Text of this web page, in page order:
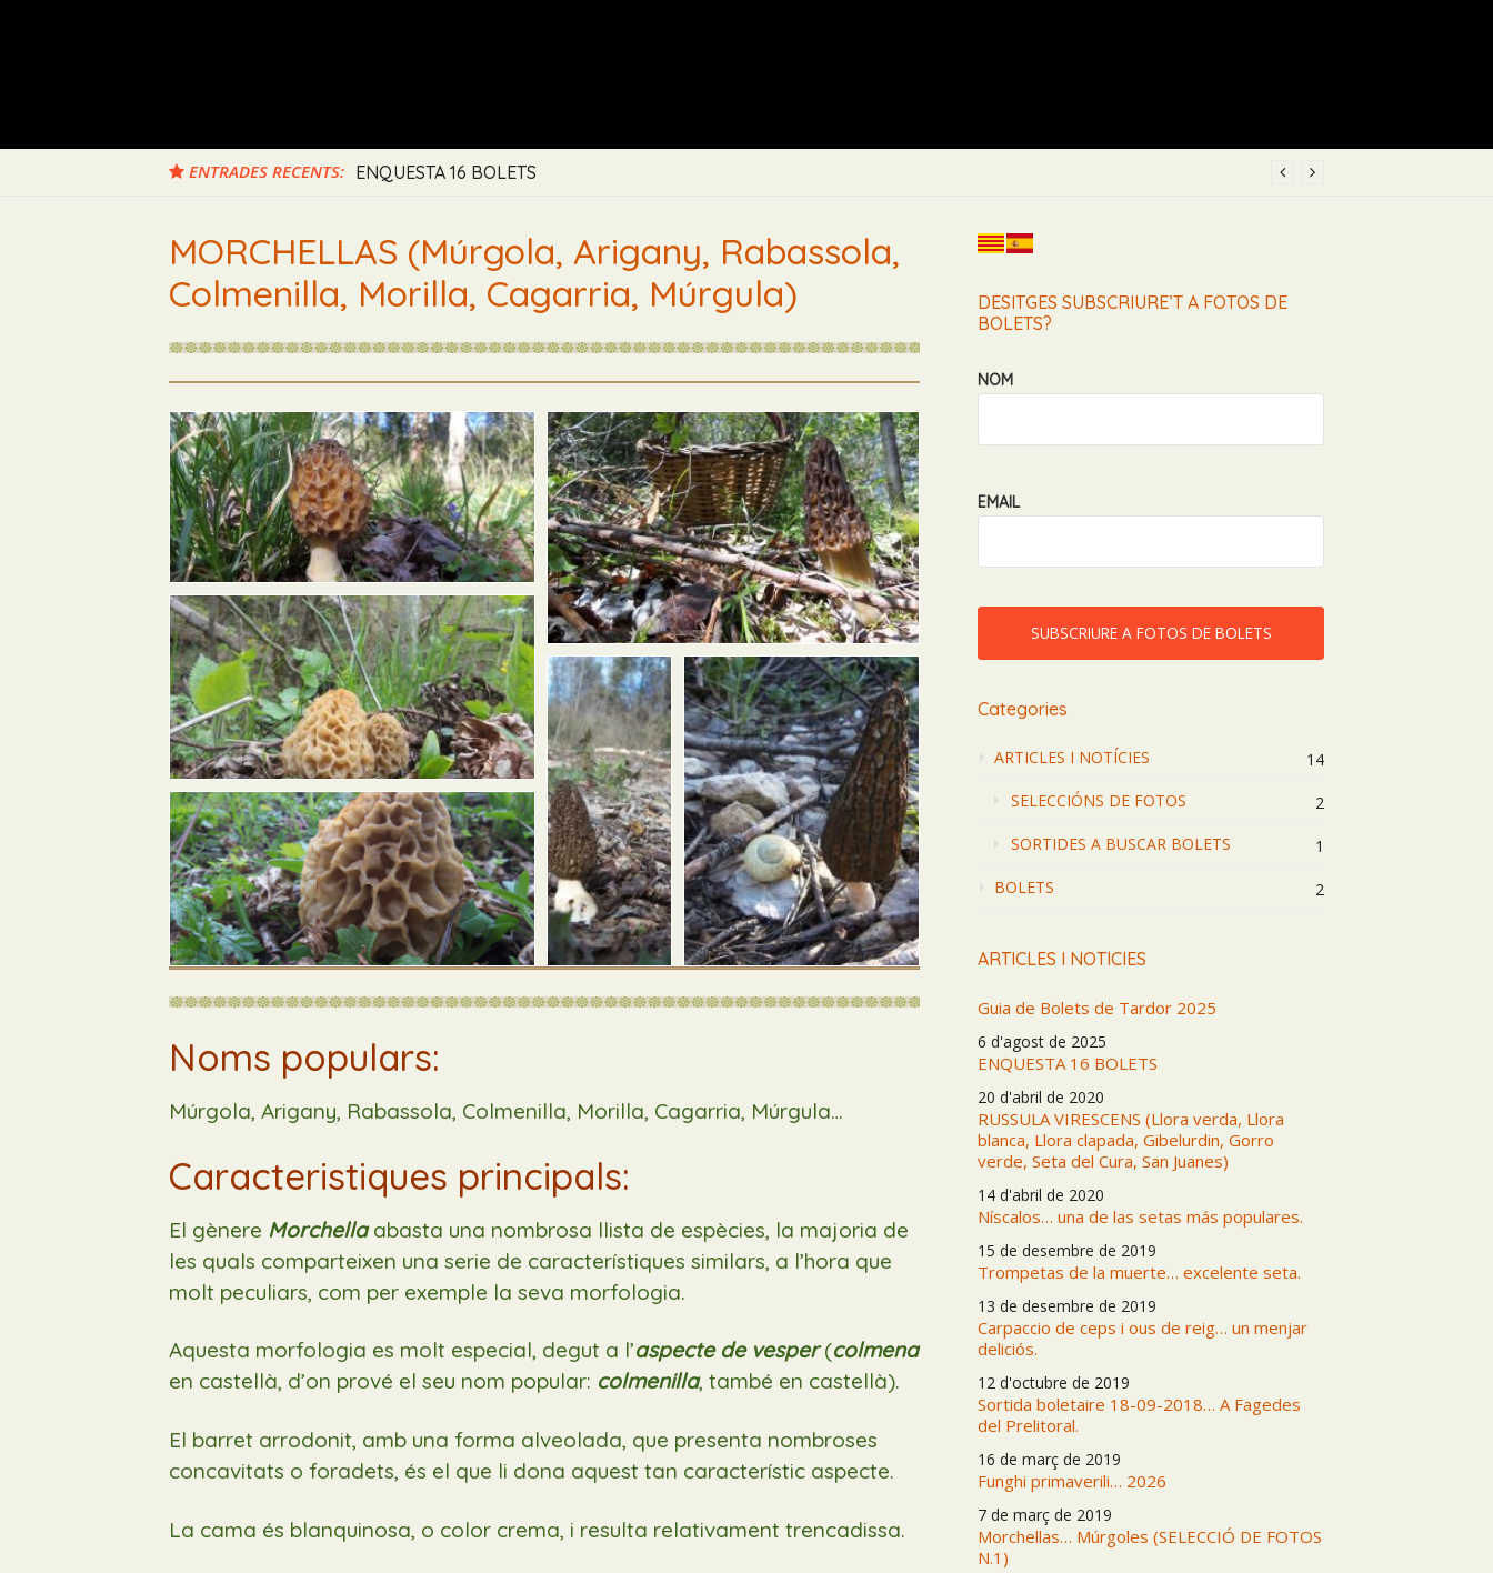
ENTRADES RECENTS: ENQUESTA 16 BOLETS
MORCHELLAS (Múrgola, Arigany, Rabassola,
Colmenilla, Morilla, Cagarria, Múrgula)
Noms populars:
Múrgola, Arigany, Rabassola, Colmenilla, Morilla, Cagarria, Múrgula…
Caracteristiques principals:
El gènere Morchellaabasta una nombrosa llista de espècies, la majoria de
les quals comparteixen una serie de característiques similars, a l’hora que
molt peculiars, com per exemple la seva morfologia.
Aquesta morfologia es molt especial, degut a l’aspecte de vesper(colmena
en castellà, d’on prové el seu nom popular: colmenilla, també en castellà).
El barret arrodonit, amb una forma alveolada, que presenta nombroses
concavitats o foradets, és el que li dona aquest tan característic aspecte.
La cama és blanquinosa, o color crema, i resulta relativament trencadissa.
DESITGES SUBSCRIURE’T A FOTOS DE
BOLETS?
NOM
EMAIL
Categories
ARTICLES I NOTÍCIES
14
SELECCIÓNS DE FOTOS
2
SORTIDES A BUSCAR BOLETS
1
BOLETS
2
ARTICLES I NOTICIES
Guia de Bolets de Tardor 2025
6 d'agost de 2025
ENQUESTA 16 BOLETS
20 d'abril de 2020
RUSSULA VIRESCENS (Llora verda, Llora
blanca, Llora clapada, Gibelurdin, Gorro
verde, Seta del Cura, San Juanes)
14 d'abril de 2020
Níscalos… una de las setas más populares.
15 de desembre de 2019
Trompetas de la muerte… excelente seta.
13 de desembre de 2019
Carpaccio de ceps i ous de reig… un menjar
deliciós.
12 d'octubre de 2019
Sortida boletaire 18-09-2018… A Fagedes
del Prelitoral.
16 de març de 2019
Funghi primaverili… 2026
7 de març de 2019
Morchellas… Múrgoles (SELECCIÓ DE FOTOS
N.1)